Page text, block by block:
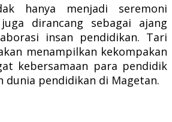
hanya menjadi seremoni
dirancang sebagai ajang
insan pendidikan. Tari
menampilkan kekompakan
kebersamaan para pendidik
dunia pendidikan di Magetan.